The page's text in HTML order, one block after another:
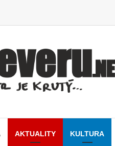
AKTUALITY KULTURA